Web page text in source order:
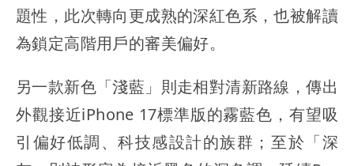
題性，此次轉向更成熟的深紅色系，也被解讀
為鎖定高階用戶的審美偏好。
另一款新色「淺藍」則走相對清新路線，傳出
外觀接近iPhone 17標準版的霧藍色，有望吸
引偏好低調、科技感設計的族群；至於「深